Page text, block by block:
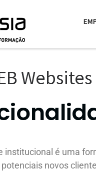
institucional é uma
novos